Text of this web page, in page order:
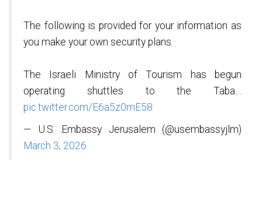
The following is provided for your information as
you make your own security plans.
The Israeli Ministry of Tourism has begun
operating shuttles to the Taba…
pic.twitter.com/E6a5z0mE58
— U.S. Embassy Jerusalem (@usembassyjlm)
March 3, 2026